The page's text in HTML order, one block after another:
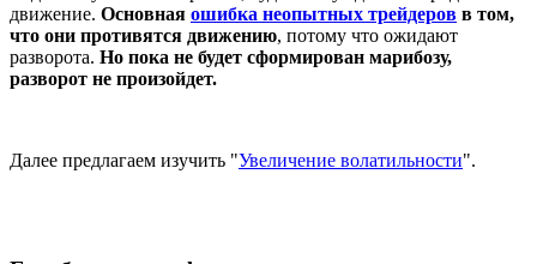
движение. Основная ошибка неопытных трейдеров в том,
что они противятся движению, потому что ожидают
разворота. Но пока не будет сформирован марибозу,
разворот не произойдет.
Далее предлагаем изучить "Увеличение волатильности".